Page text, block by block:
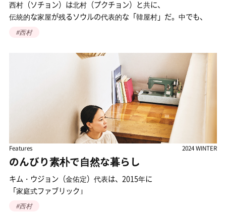
景福宮（キョンボックン）の西門・迎秋門（ヨンチュムン）
にほど近い通義洞（トンイドン）と昌成洞（チャンソンドン）
をはじめ西村（ソチョン）一帯には、
スペースから現代アーティストの作品を紹介・
販売する商業ギャラリーまで多種多様だ。 「ポアン（保安）
1942」で開かれた2022年下半期の企画展
『ウォーキートーキー・シェイキング』。ウォーキートーキー
（トランシーバー）の特性から着想を得て、
コミュニケーションの本質を探る展示。
ポアン1942は2007年からアートスペースとして運営されており、
写真、絵画、インスタレーション、
映像など多彩なジャンルの実験的・創造的な作品に触れられる。
© コ・ジョンギュン（高政均）
#西村
Features 2024 WINTER
ソウルで最も歴史ある人気スポット
景福宮（キョンボックン）の西側にある西村（ソチョン）は、
由緒ある町だ。朝鮮時代（1392～1910）には王族や士大夫
（両班）のような権力者が住み、中人
#西村